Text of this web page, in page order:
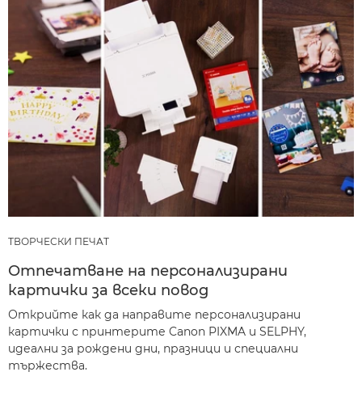
ТВОРЧЕСКИ ПЕЧАТ
Отпечатване на персонализирани
картички за всеки повод
Открийте как да направите персонализирани
картички с принтерите Canon PIXMA и SELPHY,
идеални за рождени дни, празници и специални
тържества.